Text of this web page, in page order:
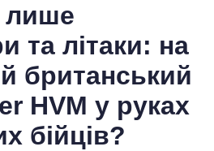
лише
та літаки: на
британський
HVM у руках
бійців?